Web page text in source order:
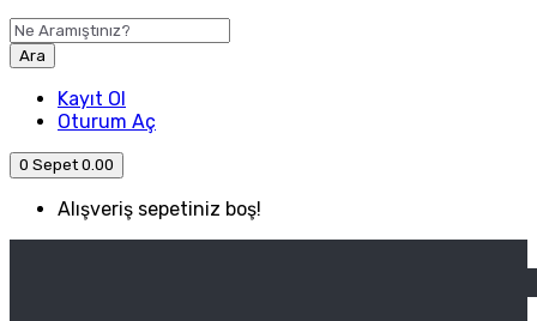
Ara
Kayıt Ol
Oturum Aç
0 Sepet 0.00
Alışveriş sepetiniz boş!